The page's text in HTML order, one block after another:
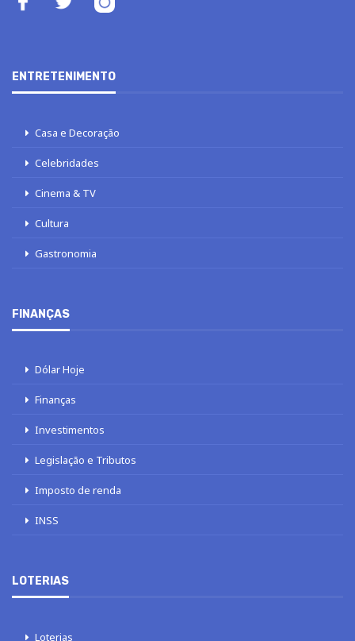
ENTRETENIMENTO
Casa e Decoração
Celebridades
Cinema & TV
Cultura
Gastronomia
FINANÇAS
Dólar Hoje
Finanças
Investimentos
Legislação e Tributos
Imposto de renda
INSS
LOTERIAS
Loterias